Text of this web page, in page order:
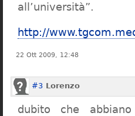
all’università”.
http://
22 Ott 2009, 12:48
#3 Lorenzo
dubito che